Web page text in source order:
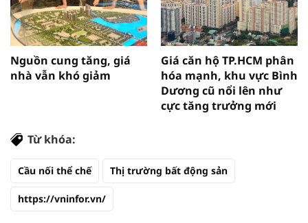
Nguồn cung tăng, giá
nhà vẫn khó giảm
Giá căn hộ TP.HCM phân
hóa mạnh, khu vực Bình
Dương cũ nổi lên như
cực tăng trưởng mới
Từ khóa:
Cầu nối thể chế Thị trường bất động sản
https://vninfor.vn/